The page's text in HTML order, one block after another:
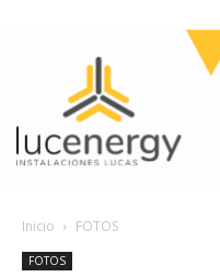
Inicio FOTOS
FOTOS